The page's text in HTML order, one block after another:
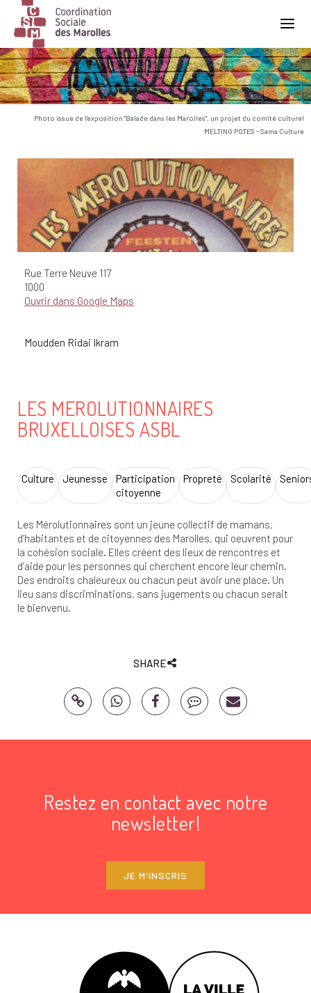
Main Navigation
Photo issue de l'exposition "Balade dans les Marolles", un projet du comité culturel
MELTING POTES - Sama Culture
Rue Terre Neuve 117
1000
Ouvrir dans Google Maps
Moudden Ridai Ikram
LES MEROLUTIONNAIRES
BRUXELLOISES ASBL
Culture Jeunesse
Participation
citoyenne
Propreté Scolarité
Les Mérolutionnaires sont un jeune collectif de mamans,
d’habitantes et de citoyennes des Marolles, qui oeuvrent pour
la cohésion sociale. Elles créent des lieux de rencontres et
d’aide pour les personnes qui cherchent encore leur chemin.
Des endroits chaleureux ou chacun peut avoir une place. Un
lieu sans discriminations, sans jugements ou chacun serait
le bienvenu.
SHARE
Restez en contact avec notre
newsletter!
JE M'INSCRIS